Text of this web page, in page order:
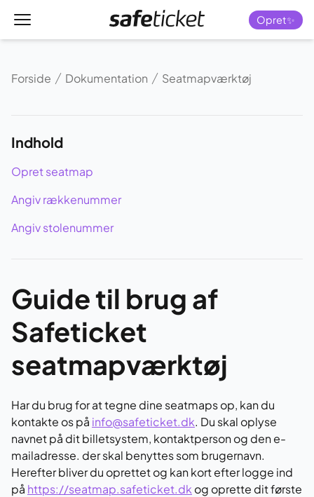
Menu Forside Opret✨
Forside Dokumentation Seatmapværktøj
Indhold
Opret seatmap
Angiv rækkenummer
Angiv stolenummer
Guide til brug af
Safeticket
seatmapværktøj
Har du brug for at tegne dine seatmaps op, kan du
kontakte os på info@safeticket.dk. Du skal oplyse
navnet på dit billetsystem, kontaktperson og den e-
mailadresse. der skal benyttes som brugernavn.
Herefter bliver du oprettet og kan kort efter logge ind
på https://seatmap.safeticket.dk og oprette dit første